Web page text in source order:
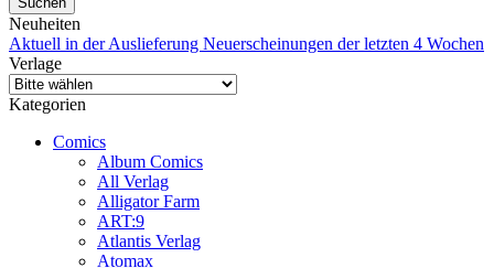
Neuheiten
Aktuell in der Auslieferung Neuerscheinungen der letzten 4 Wochen
Verlage
Kategorien
Comics
Album Comics
All Verlag
Alligator Farm
ART:9
Atlantis Verlag
Atomax